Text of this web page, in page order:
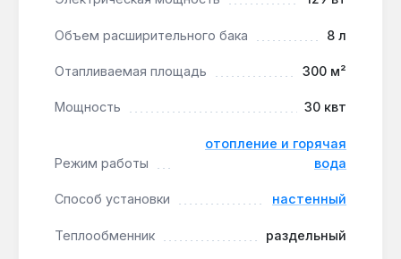
Производство — Италия. Гарантия 1 год, доставка
Подходит ли для работы при низком
Да — минимальное рабочее давление газа 5
условиях нестабильного газоснабжения.
Объем расширительного бака 8 л
Отапливаемая площадь 300 м²
Мощность 30 квт
Режим работы
отопление и горячая
вода
Способ установки настенный
Теплообменник раздельный